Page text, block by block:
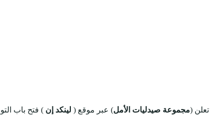
تعلن (مجموعة صيدليات الأمل) عبر موقع ( لينكد إن ) فتح باب